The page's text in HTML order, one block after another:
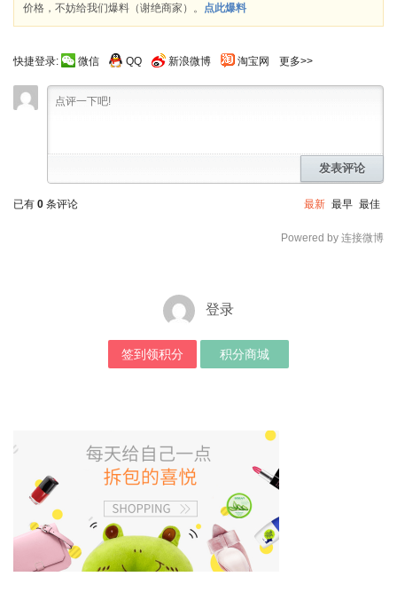
价格，不妨给我们爆料（谢绝商家）。
点此爆料
快捷登录: 微信 QQ 新浪微博 淘宝网 更多>>
发表评论
已有 0 条评论 最新 最早 最佳
Powered by 连接微博
登录
签到领积分 积分商城